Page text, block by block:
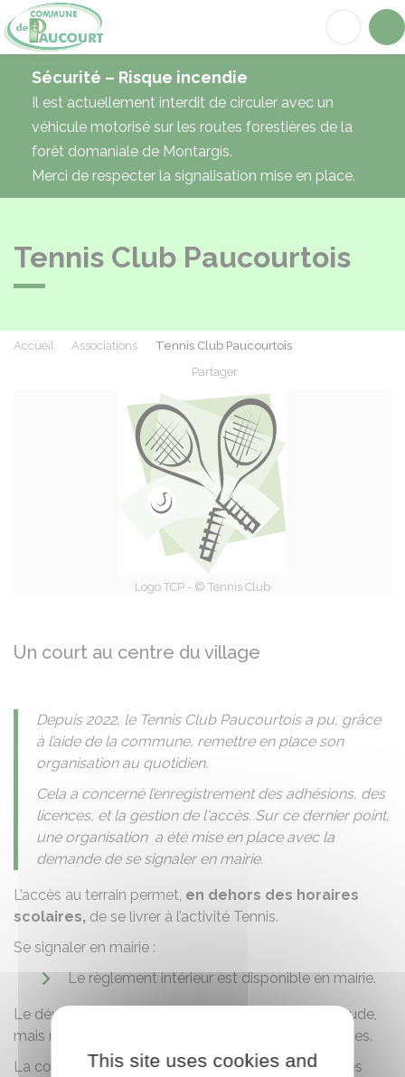
Sécurité – Risque incendie
Il est actuellement interdit de circuler avec un
véhicule motorisé sur les routes forestières de la
forêt domaniale de Montargis.
Merci de respecter la signalisation mise en place.
Tennis Club Paucourtois
Accueil Associations
Tennis Club Paucourtois
Partager
Logo TCP - © Tennis Club
Un court au centre du village
Depuis 2022, le Tennis Club Paucourtois a pu, grâce
à l’aide de la commune, remettre en place son
organisation au quotidien.
Cela a concerné l’enregistrement des adhésions, des
licences, et la gestion de l'accès. Sur ce dernier point,
une organisation a été mise en place avec la
demande de se signaler en mairie.
L’accès au terrain permet, en dehors des horaires
scolaires, de se livrer à l’activité Tennis.
Se signaler en mairie :
Le règlement intérieur est disponible en mairie.
Le développement de nouvelles activités est à l'étude,
mais nécessitera l'implication de nouvelles personnes.
La commune est prête à accueillir toutes les bonnes
This site uses cookies and